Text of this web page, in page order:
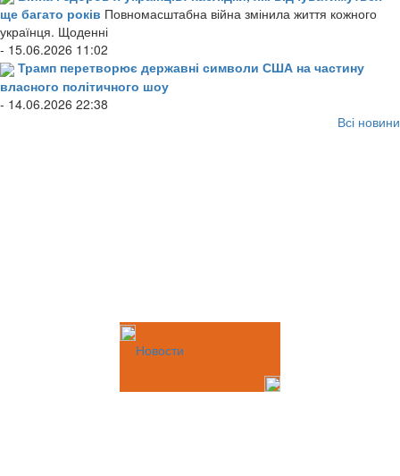
ще багато років Повномасштабна війна змінила життя кожного
українця. Щоденні
- 15.06.2026 11:02
Трамп перетворює державні символи США на частину
власного політичного шоу
- 14.06.2026 22:38
Всі новини
Новости